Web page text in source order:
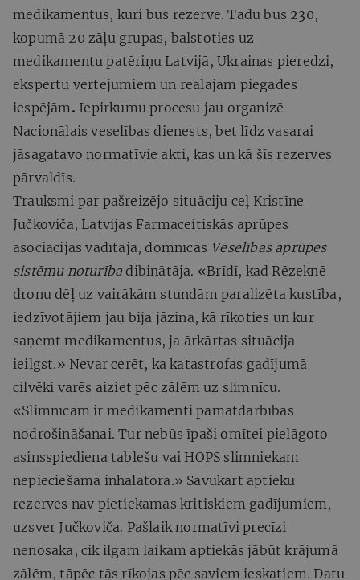
medikamentus, kuri būs rezervē. Tādu būs 230,
kopumā 20 zāļu grupas, balstoties uz
medikamentu patēriņu Latvijā, Ukrainas pieredzi,
ekspertu vērtējumiem un reālajām piegādes
iespējām . Iepirkumu procesu jau organizē
Nacionālais veselības dienests, bet līdz vasarai
jāsagatavo normatīvie akti, kas un kā šīs rezerves
pārvaldīs.
Trauksmi par pašreizējo situāciju ceļ Kristīne
Jučkoviča, Latvijas Farmaceitiskās aprūpes
asociācijas vadītāja, domnīcas Veselības aprūpes
sistēmu noturība dibinātāja. «Brīdī, kad Rēzeknē
dronu dēļ uz vairākām stundām paralizēta kustība,
iedzīvotājiem jau bija jāzina, kā rīkoties un kur
saņemt medikamentus, ja ārkārtas situācija
ieilgst.» Nevar cerēt, ka katastrofas gadījumā
cilvēki varēs aiziet pēc zālēm uz slimnīcu.
«Slimnīcām ir medikamenti pamatdarbības
nodrošināšanai. Tur nebūs īpaši omītei pielāgoto
asinsspiediena tablešu vai HOPS slimniekam
nepieciešamā inhalatora.» Savukārt aptieku
rezerves nav pietiekamas kritiskiem gadījumiem,
uzsver Jučkoviča. Pašlaik normatīvi precīzi
nenosaka, cik ilgam laikam aptiekās jābūt krājumā
zālēm, tāpēc tās rīkojas pēc saviem ieskatiem. Datu